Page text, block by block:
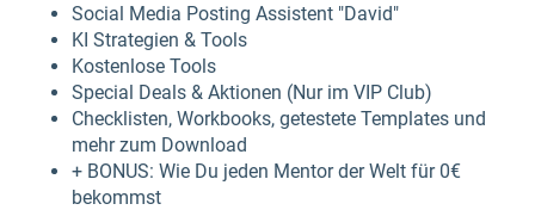
Social Media Posting Assistent "David"
KI Strategien & Tools
Kostenlose Tools
Special Deals & Aktionen (Nur im VIP Club)
Checklisten, Workbooks, getestete Templates und
mehr zum Download
+ BONUS: Wie Du jeden Mentor der Welt für 0€
bekommst